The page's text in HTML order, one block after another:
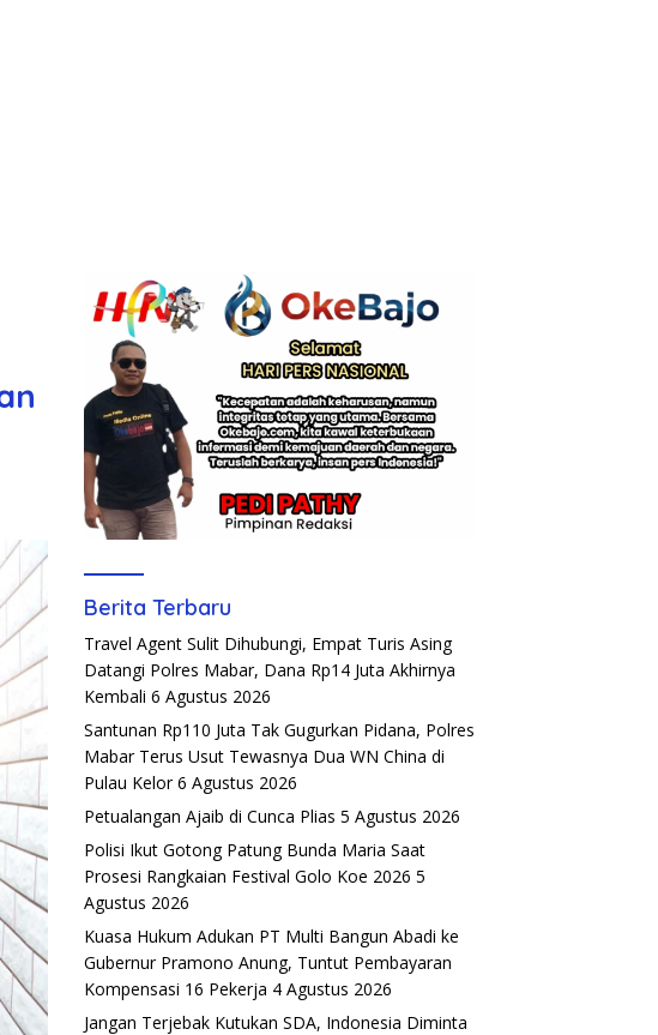
Berita Terbaru
Travel Agent Sulit Dihubungi, Empat Turis Asing
Datangi Polres Mabar, Dana Rp14 Juta Akhirnya
Kembali 6 Agustus 2026
Santunan Rp110 Juta Tak Gugurkan Pidana, Polres
Mabar Terus Usut Tewasnya Dua WN China di
Pulau Kelor 6 Agustus 2026
Petualangan Ajaib di Cunca Plias 5 Agustus 2026
Polisi Ikut Gotong Patung Bunda Maria Saat
Prosesi Rangkaian Festival Golo Koe 2026 5
Agustus 2026
Kuasa Hukum Adukan PT Multi Bangun Abadi ke
Gubernur Pramono Anung, Tuntut Pembayaran
Kompensasi 16 Pekerja 4 Agustus 2026
Jangan Terjebak Kutukan SDA, Indonesia Diminta